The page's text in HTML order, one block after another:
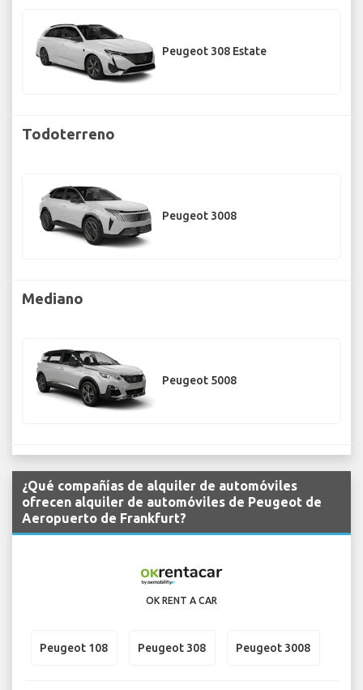
Peugeot 308 Estate
Todoterreno
Peugeot 3008
Mediano
Peugeot 5008
¿Qué compañías de alquiler de automóviles
ofrecen alquiler de automóviles de Peugeot de
Aeropuerto de Frankfurt?
OK RENT A CAR
Peugeot 108 Peugeot 308 Peugeot 3008